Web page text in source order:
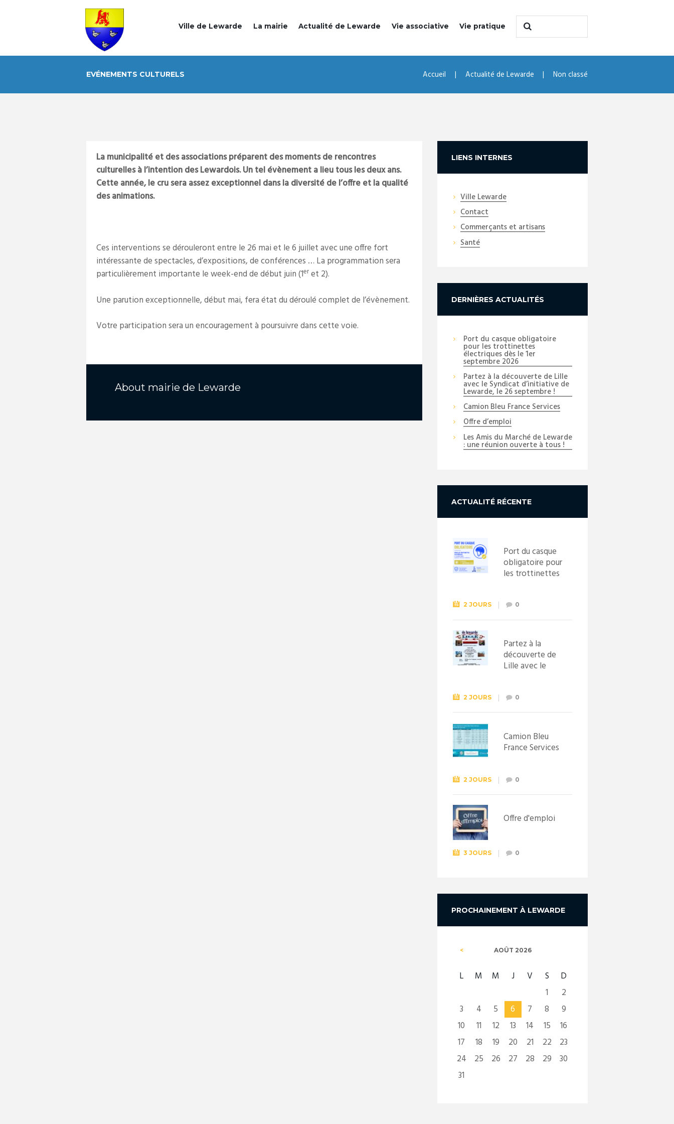
Ville de Lewarde La mairie Actualité de Lewarde Vie associative Vie pratique
EVÉNEMENTS CULTURELS Accueil Actualité de Lewarde Non classé
La municipalité et des associations préparent des moments de rencontres
culturelles à l’intention des Lewardois. Un tel évènement a lieu tous les deux ans.
Cette année, le cru sera assez exceptionnel dans la diversité de l’offre et la qualité
des animations.
Ces interventions se dérouleront entre le 26 mai et le 6 juillet avec une offre fort
intéressante de spectacles, d’expositions, de conférences … La programmation sera
particulièrement importante le week-end de début juin (1er et 2).
Une parution exceptionnelle, début mai, fera état du déroulé complet de l’évènement.
Votre participation sera un encouragement à poursuivre dans cette voie.
About mairie de Lewarde
LIENS INTERNES
Ville Lewarde
Contact
Commerçants et artisans
Santé
DERNIÈRES ACTUALITÉS
Port du casque obligatoire
pour les trottinettes
électriques dès le 1er
septembre 2026
Partez à la découverte de Lille
avec le Syndicat d’initiative de
Lewarde, le 26 septembre !
Camion Bleu France Services
Offre d’emploi
Les Amis du Marché de Lewarde
: une réunion ouverte à tous !
ACTUALITÉ RÉCENTE
Port du casque
obligatoire pour
les trottinettes
septembre
2026
2 JOURS 0
Partez à la
découverte de
Lille avec le
Lewarde, le 26
septembre !
2 JOURS 0
Camion Bleu
France Services
2 JOURS 0
Offre d'emploi
3 JOURS 0
PROCHAINEMENT À LEWARDE
AOÛT 2026
L M M J V S
D
1
2
3
4 5 6 7 8
9
10
11 12 13 14 15
16
17
18 19 20 21 22
23
24
25 26 27 28 29
30
31